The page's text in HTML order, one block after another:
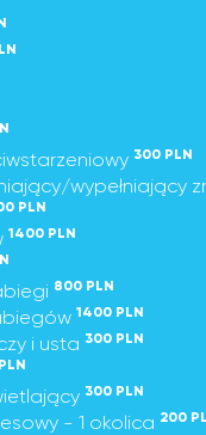
300 PLN
wypełniający
PLN
1400 PLN
800 PLN
1400 PLN
i usta 300 PLN
300 PLN
- 1 okolica 200